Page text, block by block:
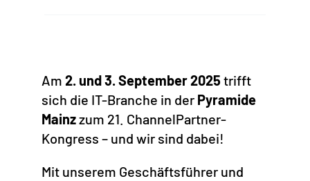
Am 2. und 3. September 2025trifft
sich die IT-Branche in der Pyramide
Mainzzum 21. ChannelPartner-
Kongress – und wir sind dabei!
Mit unserem Geschäftsführer und